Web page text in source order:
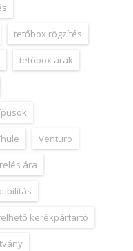
tetőbox rögzítés
tetőbox árak
Venturo
ára
kerékpártartó